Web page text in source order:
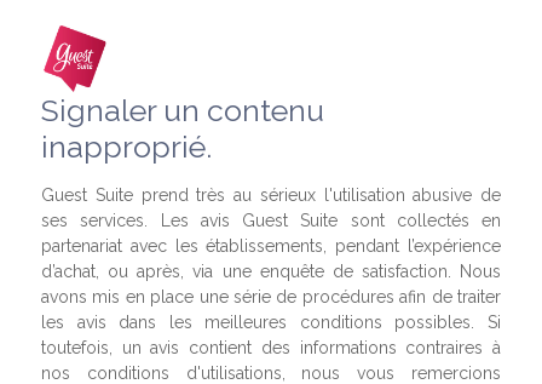
Signaler un contenu
inapproprié.
Guest Suite prend très au sérieux l'utilisation abusive de
ses services. Les avis Guest Suite sont collectés en
partenariat avec les établissements, pendant l’expérience
d’achat, ou après, via une enquête de satisfaction. Nous
avons mis en place une série de procédures afin de traiter
les avis dans les meilleures conditions possibles. Si
toutefois, un avis contient des informations contraires à
nos conditions d'utilisations, nous vous remercions